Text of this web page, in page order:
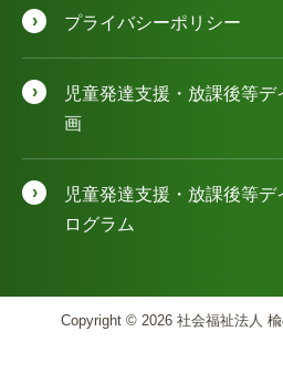
プライバシーポリシー
児童発達⽀援・放課後等
画
児童発達⽀援・放課後等
ログラム
Copyright © 2026 社会福祉法人